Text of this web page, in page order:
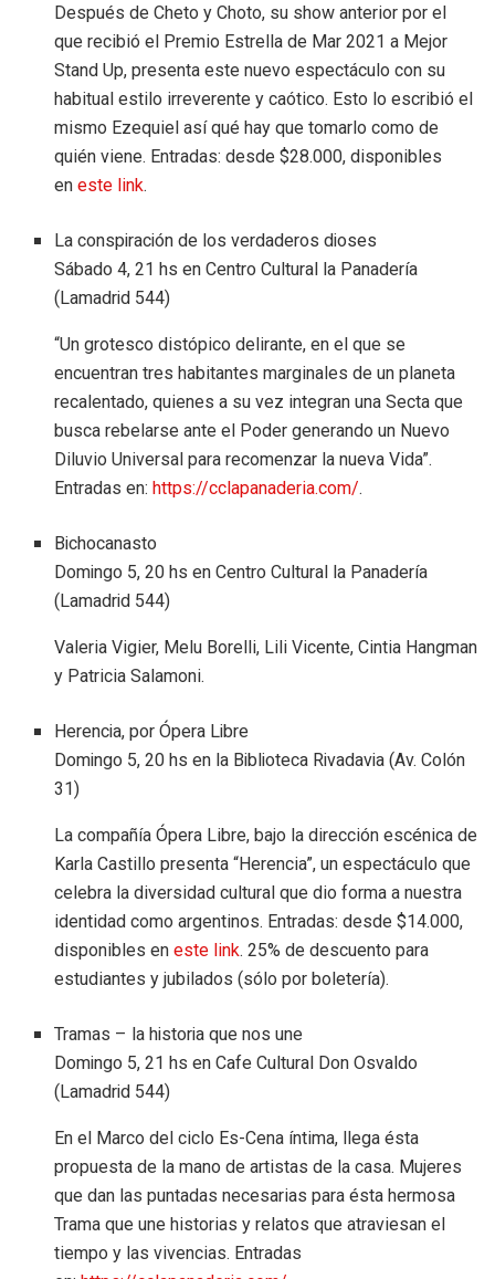
Después de Cheto y Choto, su show anterior por el
que recibió el Premio Estrella de Mar 2021 a Mejor
Stand Up, presenta este nuevo espectáculo con su
habitual estilo irreverente y caótico. Esto lo escribió el
mismo Ezequiel así qué hay que tomarlo como de
quién viene. Entradas: desde $28.000, disponibles
eneste link.
La conspiración de los verdaderos dioses
Sábado 4, 21 hs en Centro Cultural la Panadería
(Lamadrid 544)
“Un grotesco distópico delirante, en el que se
encuentran tres habitantes marginales de un planeta
recalentado, quienes a su vez integran una Secta que
busca rebelarse ante el Poder generando un Nuevo
Diluvio Universal para recomenzar la nueva Vida”.
Entradas en:https://cclapanaderia.com/.
Bichocanasto
Domingo 5, 20 hs en Centro Cultural la Panadería
(Lamadrid 544)
Valeria Vigier, Melu Borelli, Lili Vicente, Cintia Hangman
y Patricia Salamoni.
Herencia, por Ópera Libre
Domingo 5, 20 hs en la Biblioteca Rivadavia (Av. Colón
31)
La compañía Ópera Libre, bajo la dirección escénica de
Karla Castillo presenta “Herencia”, un espectáculo que
celebra la diversidad cultural que dio forma a nuestra
identidad como argentinos. Entradas: desde $14.000,
disponibles eneste link. 25% de descuento para
estudiantes y jubilados (sólo por boletería).
Tramas – la historia que nos une
Domingo 5, 21 hs en Cafe Cultural Don Osvaldo
(Lamadrid 544)
En el Marco del ciclo Es-Cena íntima, llega ésta
propuesta de la mano de artistas de la casa. Mujeres
que dan las puntadas necesarias para ésta hermosa
Trama que une historias y relatos que atraviesan el
tiempo y las vivencias. Entradas